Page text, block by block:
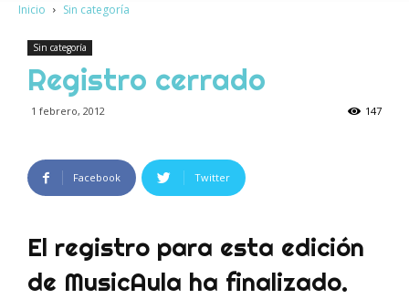
Inicio Sin categoría
Sin categoría
Registro cerrado
1 febrero, 2012 147
Facebook Twitter
El registro para esta edición
de MusicAula ha finalizado.